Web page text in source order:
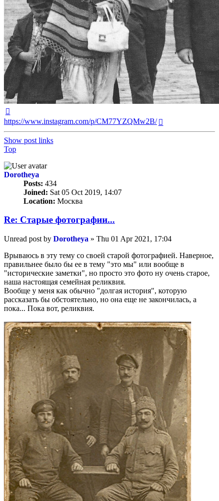
https://www.instagram.com/p/CM77YZQMw2B/
Show post links
Top
Dorotheya
Posts: 434
Joined: Sat 05 Oct 2019, 14:07
Location: Москва
Re: Старые фотографии...
Unread post by Dorotheya » Thu 01 Apr 2021, 17:04
Врываюсь в эту тему со своей старой фотографией. Наверное,
правильнее было бы ее в тему "это мы" или вообще в
"исторические заметки", но просто это фото ну очень старое,
наша настоящая семейная реликвия.
Вообще у меня как обычно "долгая история", которую
рассказать бы обстоятельно, но она еще не закончилась, а
пока... Пока вот, реликвия.